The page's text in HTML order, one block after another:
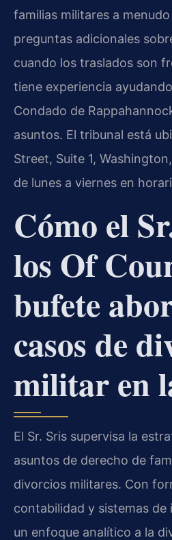
familias militares a
preguntas adicionales
cuando los traslados son
tiene experiencia
Condado de
asuntos. El tribunal está
Street, Suite 1,
de lunes a viernes en
Cómo el
los Of
bufete
casos de
militar en
El Sr. Sris supervisa la
asuntos de derecho de
divorcios militares. Con
contabilidad y sistemas de
un enfoque analítico a la